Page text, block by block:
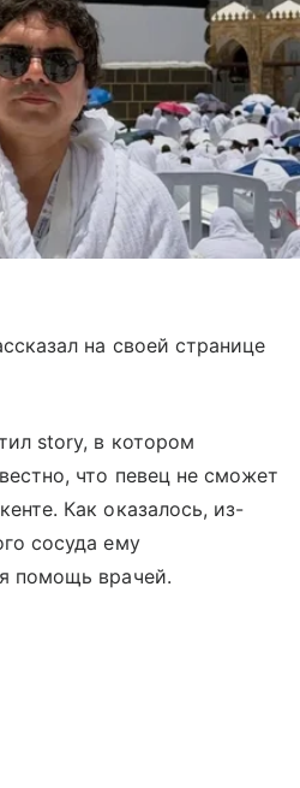
на своей странице
story, в котором
что певец не сможет
Как оказалось, из-
сосуда ему
помощь врачей.